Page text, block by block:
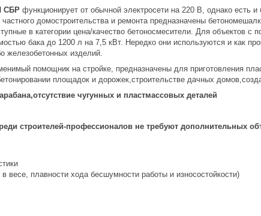
СБР функционирует от обычной электросети на 220 В, однако есть
домостроительства и ремонта предназначены
в категории цена/качество бетоносмесители. Для объектов с
бака до 1200 л на 7,5 кВт. Нередко они используются и как
железобетонных изделий.
помощник на стройке, предназначены для приготовления
площадок и дорожек,строительстве дачных
чугунных и пластмассовых деталей
строителей-профессионалов не требуют дополнительных
весе, плавности хода бесшумности работы и износостойкости)